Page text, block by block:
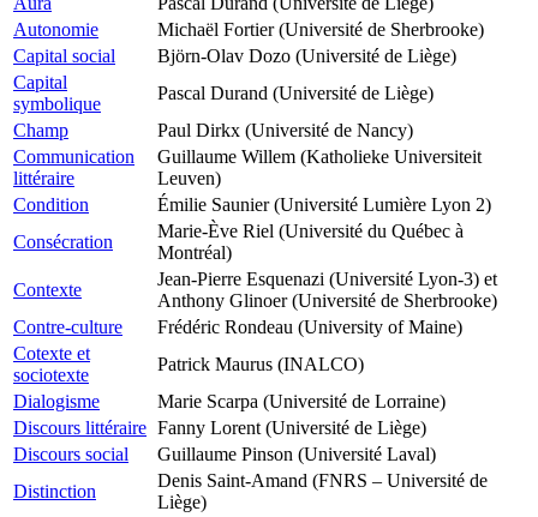
Autonomie
Michaël Fortier (Université de Sherbrooke)
Capital social
Björn-Olav Dozo (Université de Liège)
Capital
symbolique
Pascal Durand (Université de Liège)
Champ
Paul Dirkx (Université de Nancy)
Communication
littéraire
Guillaume Willem (Katholieke Universiteit
Leuven)
Condition
Émilie Saunier (Université Lumière Lyon 2)
Consécration
Marie-Ève Riel (Université du Québec à
Montréal)
Contexte
Jean-Pierre Esquenazi (Université Lyon-3) et
Anthony Glinoer (Université de Sherbrooke)
Contre-culture
Frédéric Rondeau (University of Maine)
Cotexte et
sociotexte
Patrick Maurus (INALCO)
Dialogisme
Marie Scarpa (Université de Lorraine)
Discours littéraire Fanny Lorent (Université de Liège)
Discours social
Guillaume Pinson (Université Laval)
Distinction
Denis Saint-Amand (FNRS – Université de
Liège)